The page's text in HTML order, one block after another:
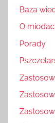
Baza
O
Porady